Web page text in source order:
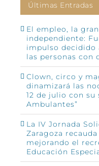
Últimas Entradas
El empleo, la
independiente:
impulso decidido
las personas con
Clown, circo y
dinamizará las
12 de julio con su
Ambulantes”
La IV Jornada
Zaragoza
mejorando el
Educación